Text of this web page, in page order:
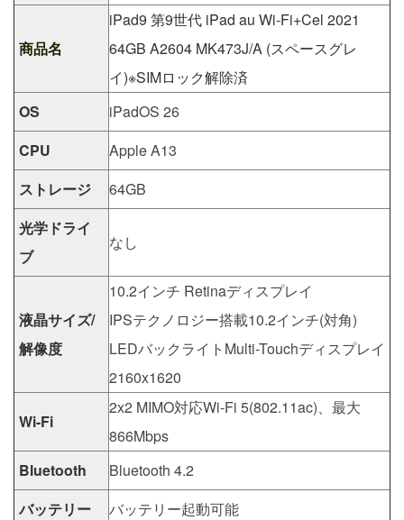
商品名
iPad9 第9世代 iPad au Wi-Fi+Cel 2021
64GB A2604 MK473J/A (スペースグレ
イ)※SIMロック解除済
OS
iPadOS 26
CPU
Apple A13
ストレージ
64GB
光学ドライ
ブ
なし
液晶サイズ/
解像度
10.2インチ Retinaディスプレイ
IPSテクノロジー搭載10.2インチ(対角)
LEDバックライトMulti-Touchディスプレイ
2160x1620
Wi-Fi
2x2 MIMO対応Wi-Fi 5(802.11ac)、最大
866Mbps
Bluetooth
Bluetooth 4.2
バッテリー
バッテリー起動可能